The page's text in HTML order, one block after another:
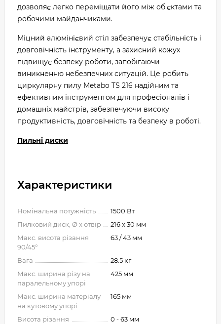
дозволяє легко переміщати його між об'єктами та
робочими майданчиками.
Міцний алюмінієвий стіл забезпечує стабільність і
довговічність інструменту, а захисний кожух
підвищує безпеку роботи, запобігаючи
виникненню небезпечних ситуацій. Це робить
циркулярну пилу Metabo TS 216 надійним та
ефективним інструментом для професіоналів і
домашніх майстрів, забезпечуючи високу
продуктивність, довговічність та безпеку в роботі.
Пильні диски
Характеристики
Номінальна потужність
1500 Вт
Пилковий диск, Ø x отвір
216 x 30 мм
Макс. висота різання
90/45°
63 / 43 мм
Вага
28.5 кг
Макс. ширина різу на
паралельному упорі
425 мм
Макс. ширина матеріалу
на кутовому упорі
165 мм
Висота різання 0 - 63 мм